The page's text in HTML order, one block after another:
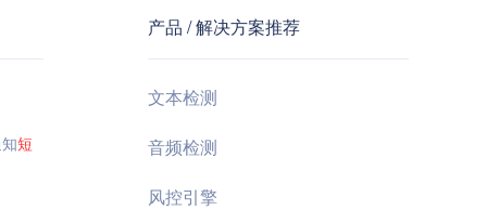
安
全
短
产品 / 解决方案推荐
文本检测
音频检测
风控引擎